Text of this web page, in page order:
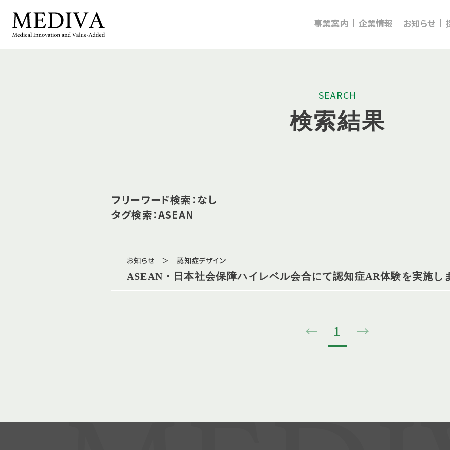
事業案内 企業情報 お知らせ
SEARCH
検索結果
フリーワード検索：なし
タグ検索：ASEAN
お知らせ ＞ 認知症デザイン
ASEAN・日本社会保障ハイレベル会合にて認知症AR体験を実施し
← 1 →